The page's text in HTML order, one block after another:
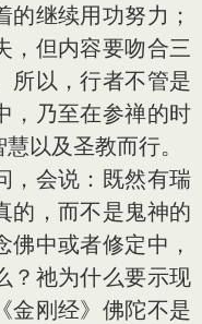
继续用功努力；
，但内容要吻合三
所以，行者不管是
，乃至在参禅的时
以及圣教而行。
，会说：既然有瑞
的，而不是鬼神的
中或者修定中，
？祂为什么要示现
金刚经》佛陀不是